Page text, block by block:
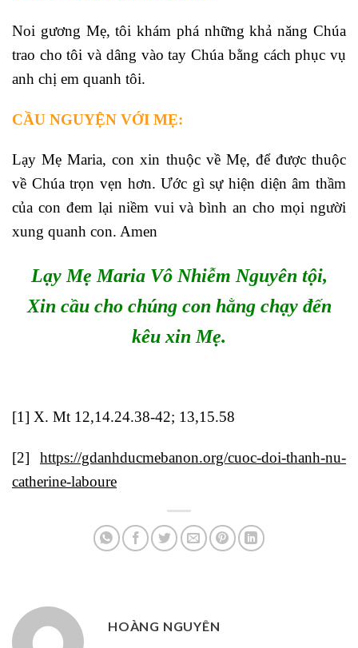
Noi gương Mẹ, tôi khám phá những khả năng Chúa
trao cho tôi và dâng vào tay Chúa bằng cách phục vụ
anh chị em quanh tôi.
CẦU NGUYỆN VỚI MẸ:
Lạy Mẹ Maria, con xin thuộc về Mẹ, để được thuộc
về Chúa trọn vẹn hơn. Ước gì sự hiện diện âm thầm
của con đem lại niềm vui và bình an cho mọi người
xung quanh con. Amen
Lạy Mẹ Maria Vô Nhiễm Nguyên tội,
Xin cầu cho chúng con hằng chạy đến
kêu xin Mẹ.
[1] X. Mt 12,14.24.38-42; 13,15.58
[2]
https://gdanhducmebanon.org/cuoc-doi-thanh-nu-
catherine-laboure
HOÀNG NGUYÊN